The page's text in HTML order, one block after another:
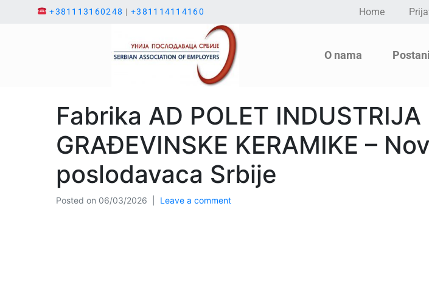
+381113160248 |+381114114160 Home
O nama
Fabrika AD POLET INDUSTRIJA
GRAĐEVINSKE KERAMIKE –
poslodavaca Srbije
Posted on 06/03/2026 Leave a comment